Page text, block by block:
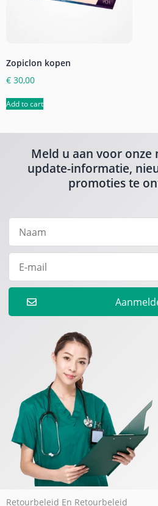
Zopiclon kopen
€ 30,00
Add to cart
Meld u aan voor onze
update-informatie,
promoties te
Retourbeleid En Retourbeleid